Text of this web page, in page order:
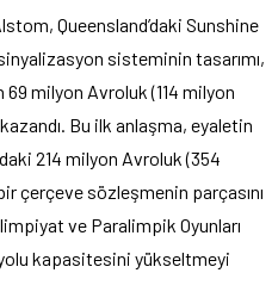
Queensland’daki Sunshine
sisteminin tasarımı,
69 milyon Avroluk (114 milyon
Bu ilk anlaşma, eyaletin
214 milyon Avroluk (354
çerçeve sözleşmenin parçasını
ve Paralimpik Oyunları
kapasitesini yükseltmeyi